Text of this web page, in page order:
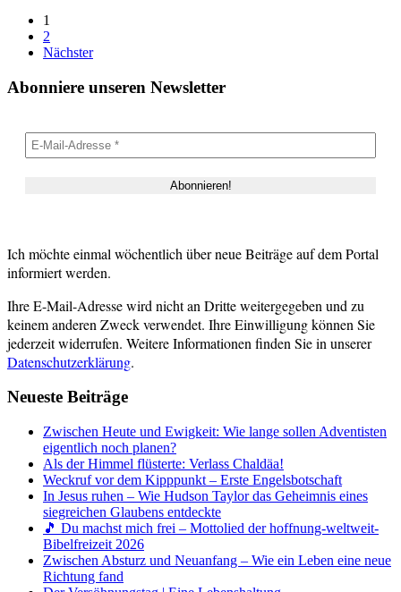
1
2
Nächster
Abonniere unseren Newsletter
Ich möchte einmal wöchentlich über neue Beiträge auf dem Portal
informiert werden.
Ihre E-Mail-Adresse wird nicht an Dritte weitergegeben und zu
keinem anderen Zweck verwendet. Ihre Einwilligung können Sie
jederzeit widerrufen. Weitere Informationen finden Sie in unserer
Datenschutzerklärung.
Neueste Beiträge
Zwischen Heute und Ewigkeit: Wie lange sollen Adventisten
eigentlich noch planen?
Als der Himmel flüsterte: Verlass Chaldäa!
Weckruf vor dem Kipppunkt – Erste Engelsbotschaft
In Jesus ruhen – Wie Hudson Taylor das Geheimnis eines
siegreichen Glaubens entdeckte
🎵 Du machst mich frei – Mottolied der hoffnung-weltweit-
Bibelfreizeit 2026
Zwischen Absturz und Neuanfang – Wie ein Leben eine neue
Richtung fand